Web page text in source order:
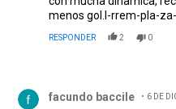
menos gol.I-rrem-pla-za-
RESPONDER 2 0
facundo baccile 6 DE